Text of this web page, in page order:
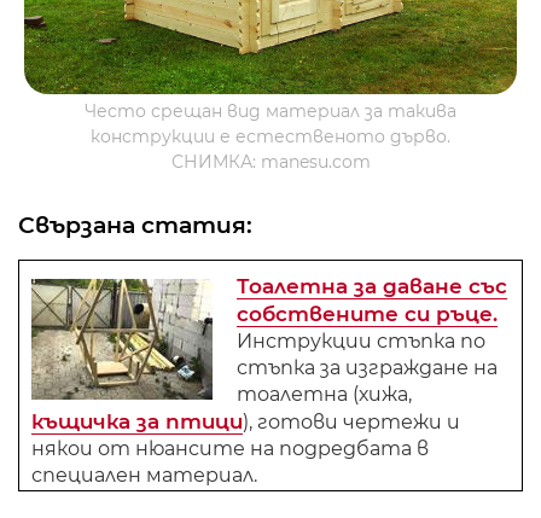
Често срещан вид материал за такива
конструкции е естественото дърво.
СНИМКА: manesu.com
Свързана статия:
Тоалетна за даване със
собствените си ръце.
Инструкции стъпка по
стъпка за изграждане на
тоалетна (хижа,
къщичка за птици), готови чертежи и
някои от нюансите на подредбата в
специален материал.